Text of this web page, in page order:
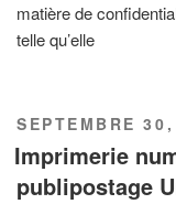
matière de
telle qu’elle
PUBLIÉ
LE
SEPTEMBRE
Imprimerie
publipostage